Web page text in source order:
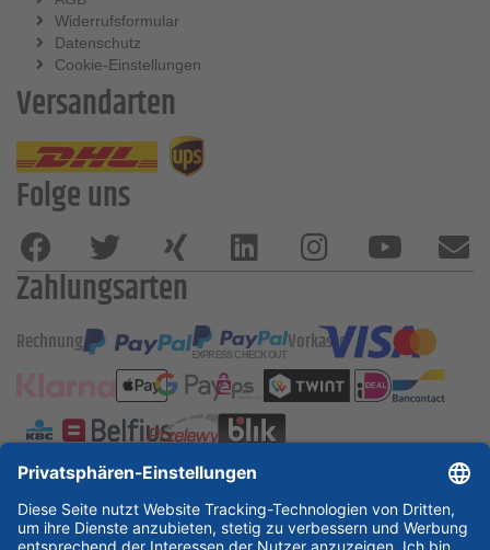
Widerrufsformular
Datenschutz
Cookie-Einstellungen
Versandarten
Folge uns
Zahlungsarten
Rechnung Vorkasse
ESSKA International
new